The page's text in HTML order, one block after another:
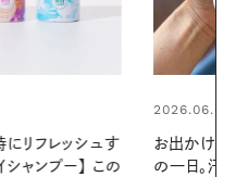
間で変わる、夏
を「ごきげん」
2026.06.01
暑い夏のナイ
える夜の爽